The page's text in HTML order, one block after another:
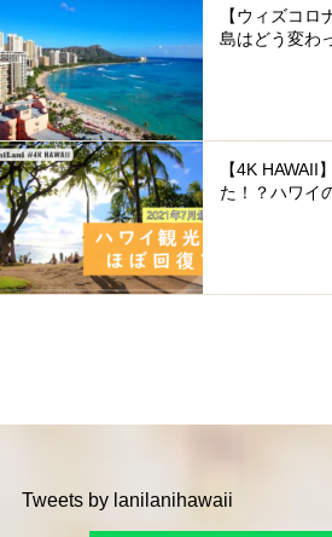
【ウィズコ
島はどう変わ
【4K HAWAII
た！？ハワイ
Tweets by lanilanihawaii